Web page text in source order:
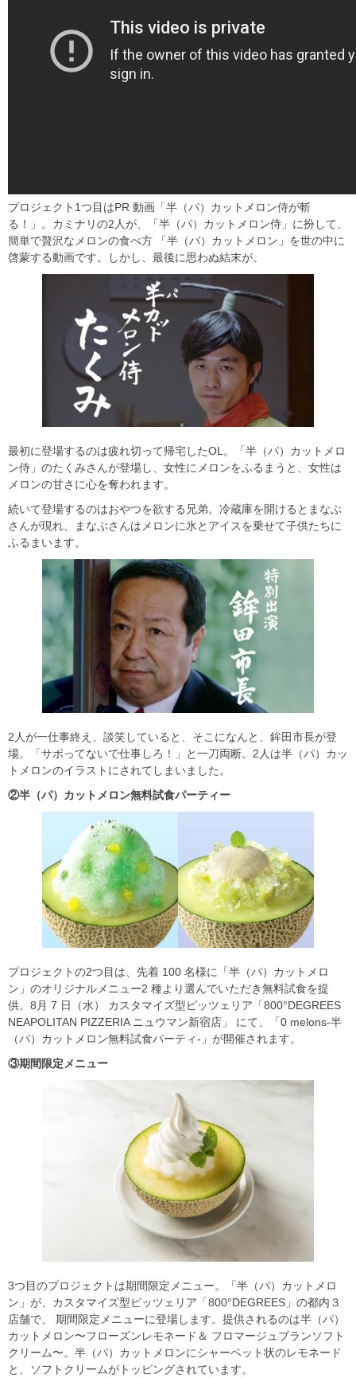
プロジェクト1つ目はPR 動画「半（パ）カットメロン侍が斬
る！」。カミナリの2人が、「半（パ）カットメロン侍」に扮して、
簡単で贅沢なメロンの食べ方 「半（パ）カットメロン」を世の中に
啓蒙する動画です。しかし、最後に思わぬ結末が。
最初に登場するのは疲れ切って帰宅したOL。「半（パ）カットメロ
ン侍」のたくみさんが登場し、女性にメロンをふるまうと、女性は
メロンの甘さに心を奪われます。
続いて登場するのはおやつを欲する兄弟。冷蔵庫を開けるとまなぶ
さんが現れ、まなぶさんはメロンに氷とアイスを乗せて子供たちに
ふるまいます。
2人が一仕事終え、談笑していると、そこになんと、鉾田市長が登
場。「サボってないで仕事しろ！」と一刀両断。2人は半（パ）カッ
トメロンのイラストにされてしまいました。
②半 （パ） カットメロン無料試食パーティー
プロジェクトの2つ目は、先着 100 名様に「半（パ）カットメロ
ン」のオリジナルメニュー2 種より選んでいただき無料試食を提
供。8月 7 日（水） カスタマイズ型ピッツェリア「800°DEGREES
NEAPOLITAN PIZZERIA ニュウマン新宿店」 にて、「0 melons-半
（パ）カットメロン無料試食パーティ-」が開催されます。
③期間限定メニュー
3つ目のプロジェクトは期間限定メニュー。「半（パ）カットメロ
ン」が、カスタマイズ型ピッツェリア「800°DEGREES」の都内３
店舗で、 期間限定メニューに登場します。提供されるのは半（パ）
カットメロン〜フローズンレモネード＆ フロマージュブランソフト
クリーム〜。半（パ）カットメロンにシャーベット状のレモネード
と、ソフトクリームがトッピングされています。